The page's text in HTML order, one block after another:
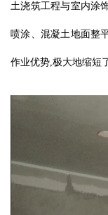
土浇筑工程与室内涂
喷涂、混凝土地面整
作业优势,极大地缩短